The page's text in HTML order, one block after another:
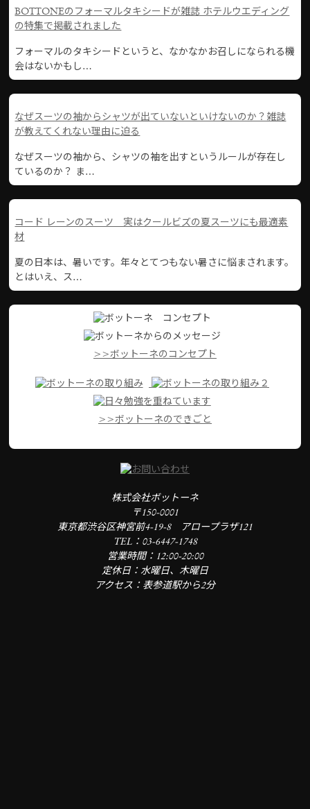
BOTTONEのフォーマルタキシードが雑誌 ホテルウエディング
の特集で掲載されました
フォーマルのタキシードというと、なかなかお召しになられる機
会はないかもし…
なぜスーツの袖からシャツが出ていないといけないのか？雑誌
が教えてくれない理由に迫る
なぜスーツの袖から、シャツの袖を出すというルールが存在し
ているのか？ ま…
コード レーンのスーツ 実はクールビズの夏スーツにも最適素
材
夏の日本は、暑いです。年々とてつもない暑さに悩まされます。
とはいえ、ス…
>>ボットーネのコンセプト
>>ボットーネのできごと
株式会社ボットーネ
〒150-0001
東京都渋谷区神宮前4-19-8 アロープラザ121
TEL：03-6447-1748
営業時間：12:00-20:00
定休日：水曜日、木曜日
アクセス：表参道駅から2分